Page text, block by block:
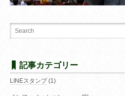
記事カテゴリー
LINEスタンプ(1)